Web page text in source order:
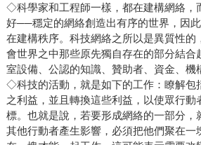
◇科學家和工程師一樣，都在建構網絡，
好──穩定的網絡創造出有序的世界，因
在建構秩序。科技網絡之所以是異質性的
會世界之中那些原先獨自存在的部分結合
室設備、公認的知識、贊助者、資金、機
◇科技的活動，就是如下的工作：瞭解包
之利益，並且轉換這些利益，以使眾行動
標。也就是說，若要形成網絡的一部分，
其他行動者產生影響，必須把他們聚在一